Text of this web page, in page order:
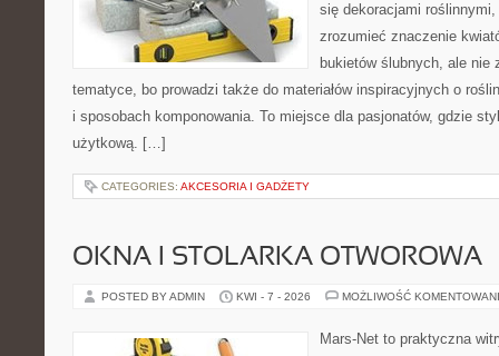
się dekoracjami
zrozumieć znaczenie
bukietów ślubnych, ale nie
tematyce, bo prowadzi także do materiałów inspiracyjnych o
i sposobach komponowania. To miejsce dla pasjonatów, gdzie
użytkową. […]
CATEGORIES: AKCESORIA I GADŻETY
OKNA I STOLARKA OTWOROWA
POSTED BY ADMIN KWI - 7 - 2026 MOŻLIWOŚĆ
Mars-Net to praktyczna